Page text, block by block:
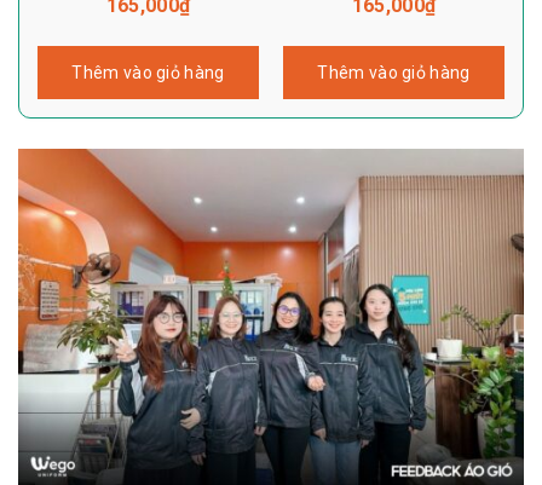
165,000₫
Thêm vào giỏ hàng
165,000₫
Thêm vào giỏ hàng